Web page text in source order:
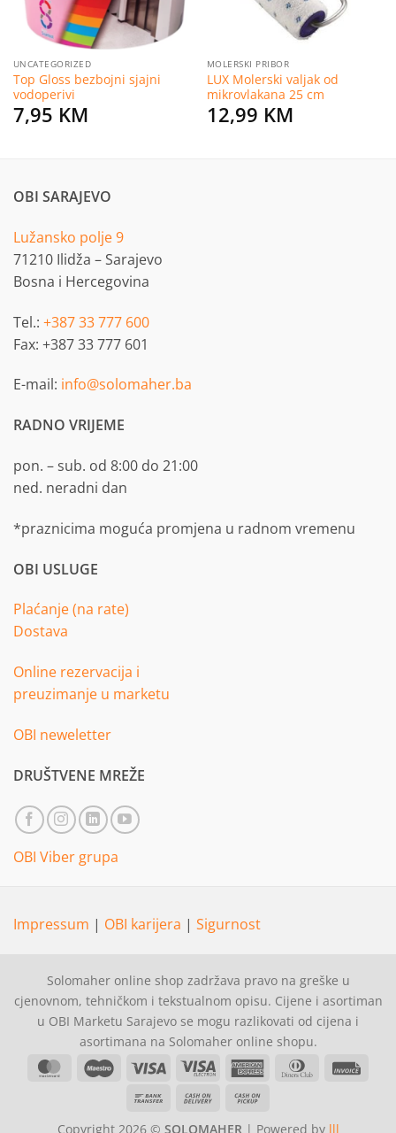
UNCATEGORIZED
Top Gloss bezbojni sjajni
vodoperivi
7,95 KM
MOLERSKI PRIBOR
LUX Molerski valjak od
mikrovlakana 25 cm
12,99 KM
OBI SARAJEVO
Lužansko polje 9
71210 Ilidža – Sarajevo
Bosna i Hercegovina
Tel.: +387 33 777 600
Fax: +387 33 777 601
E-mail: info@solomaher.ba
RADNO VRIJEME
pon. – sub. od 8:00 do 21:00
ned. neradni dan
*praznicima moguća promjena u radnom vremenu
OBI USLUGE
Plaćanje (na rate)
Dostava
Online rezervacija i
preuzimanje u marketu
OBI neweletter
DRUŠTVENE MREŽE
OBI Viber grupa
Impressum | OBI karijera | Sigurnost
Solomaher online shop zadržava pravo na greške u
cjenovnom, tehničkom i tekstualnom opisu. Cijene i asortiman
u OBI Marketu Sarajevo se mogu razlikovati od cijena i
asortimana na Solomaher online shopu.
MasterCardMaestro Visa
Visa
American Dinners
Bank
Cash
Copyright 2026 © SOLOMAHER | Powered by lll